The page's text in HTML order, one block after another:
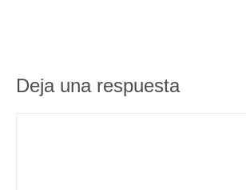
Deja una respuesta